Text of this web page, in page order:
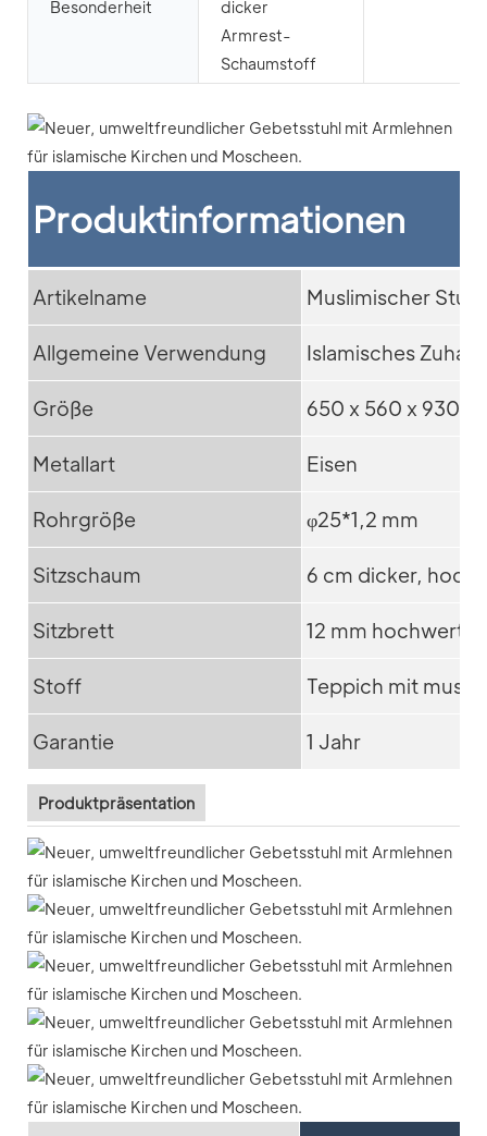
Besonderheit
dicker
Armrest-
Schaumstoff
Produktinformationen
Artikelname Muslimischer Stuhl
Allgemeine Verwendung Islamisches
Größe 650 x 560 x 930
Metallart Eisen
Rohrgröße φ25*1,2 mm
Sitzschaum 6 cm dicker,
Sitzbrett 12 mm
Stoff Teppich mit
Garantie 1 Jahr
Produktpräsentation